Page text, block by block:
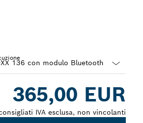
365,00 EUR
IVA esclusa, non vincolanti